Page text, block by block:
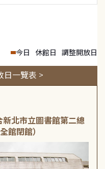
今日 休館日 調整開放日
日一覽表 >
北市立圖書館第二總
館閉館）